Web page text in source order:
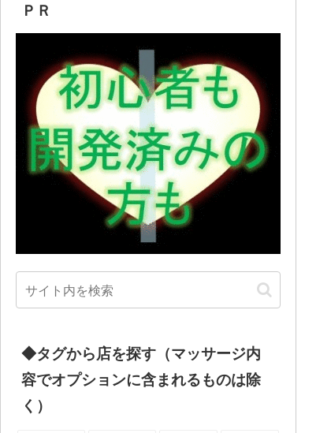
ＰＲ
◆タグから店を探す（マッサージ内
容でオプションに含まれるものは除
く）